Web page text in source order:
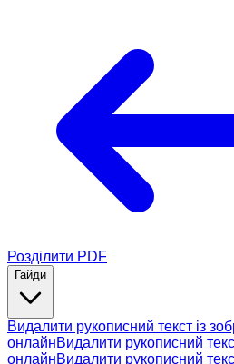
Розділити PDF
Гайди
Видалити рукописний текст із
онлайнВидалити рукописний
онлайнВидалити рукописний